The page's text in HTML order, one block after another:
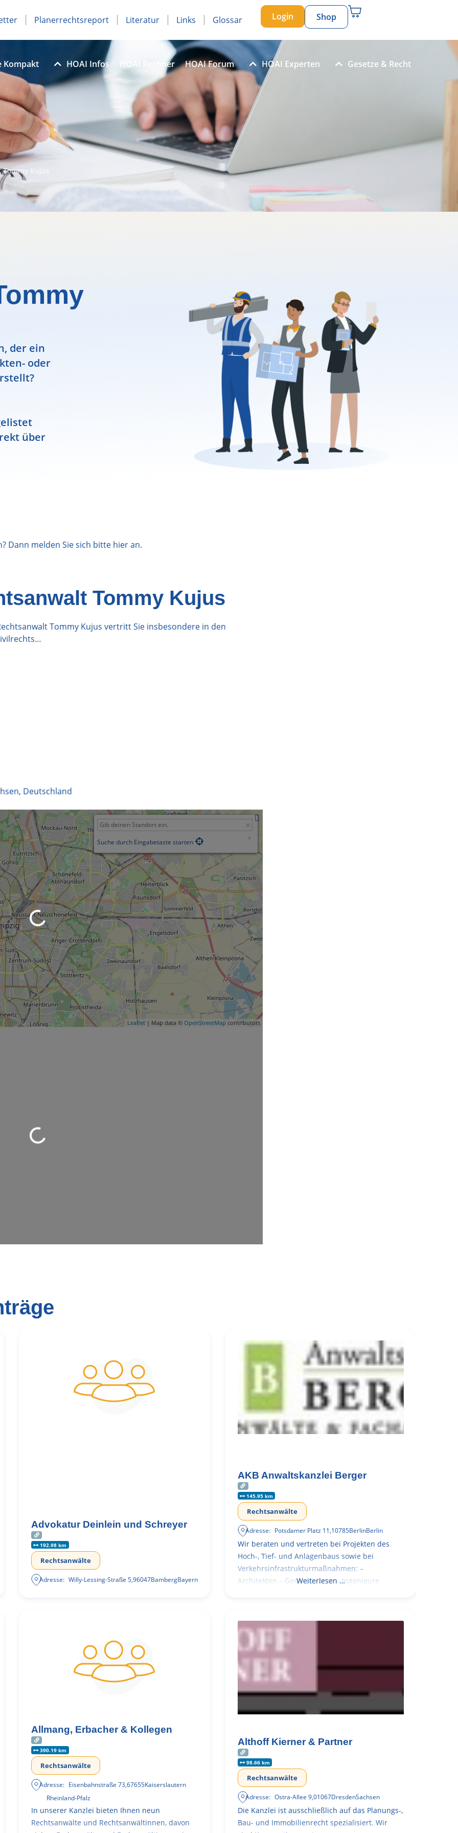
Planerrechtsreport Literatur Links Glossar Login Shop
Kompakt HOAI Infos HOAI Rechner HOAI Forum HOAI Experten Gesetze & Recht
Tommy Kujus
der ein
oder
über
Dann melden Sie sich bitte hieran.
Tommy Kujus
Tommy Kujus vertritt Sie insbesondere in den
, Deutschland
Suche durch Eingabetaste starten
Leaflet | Map data © OpenStreetMap contributors
geladen …
Advokatur Deinlein und Schreyer
192.98 km
Rechtsanwälte
Adresse: Willy-Lessing-Straße 5,96047BambergBayern
AKB Anwaltskanzlei Berger
145.95 km
Rechtsanwälte
Adresse: Potsdamer Platz 11,10785BerlinBerlin
Wir beraten und vertreten bei Projekten des
Hoch-, Tief- und Anlagenbaus sowie bei
Verkehrsinfrastrukturmaßnahmen: –
Architekten – Generalplaner – Ingenieure
Weiterlesen …
Allmang, Erbacher & Kollegen
390.19 km
Rechtsanwälte
Adresse: Eisenbahnstraße 73,67655Kaiserslautern
Rheinland-Pfalz
In unserer Kanzlei bieten Ihnen neun
Rechtsanwälte und Rechtsanwältinnen, davon
Althoff Kierner & Partner
98.66 km
Rechtsanwälte
Adresse: Ostra-Allee 9,01067DresdenSachsen
Die Kanzlei ist ausschließlich auf das Planungs-,
Bau- und Immobilienrecht spezialisiert. Wir